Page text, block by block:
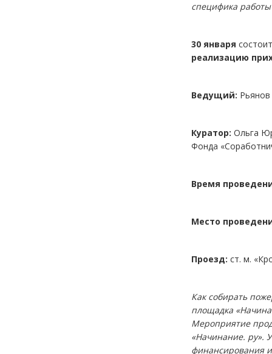
специфика
30 января
реализацию
Ведущий:
Куратор: Ольга
Фонда
Время
Место
Проезд: ст. м.
Как собирать
площадка
Мероприятие
«Начинание. ру».
финансирования